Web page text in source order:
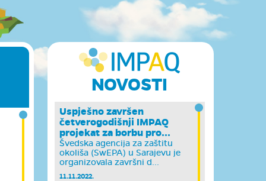
NOVOSTI
Uspješno završen
četverogodišnji IMPAQ
projekat za borbu pro...
Švedska agencija za zaštitu
okoliša (SwEPA) u Sarajevu je
organizovala završni d...
11.11.2022.